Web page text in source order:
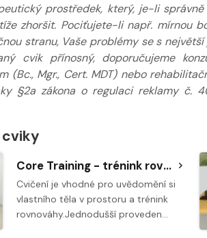
prostředek, který, je-li
zhoršit. Pociťujete-li např. mírnou
stranu, Vaše problémy se s
cvik přínosný, doporučujeme
(Bc., Mgr., Cert. MDT) nebo
§2a zákona o regulaci reklamy č.
cviky
Core Training - trénink rovnováhy
Cvičení je vhodné pro uvědomění si
vlastního těla v prostoru a trénink
rovnováhy.Jednodušší proveden…